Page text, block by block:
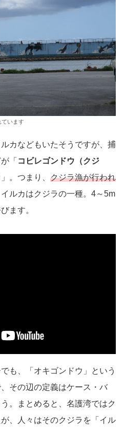
います
カなどもいたそうですが、捕
「 コビレゴンドウ（クジ
」。つまり、 クジラ漁が行われ
ルカはクジラの一種。4～5m
ます。
も、「オキゴンドウ」という
その辺の定義はケース・バ
。まとめると、名護湾ではク
、人々はそのクジラを「イル